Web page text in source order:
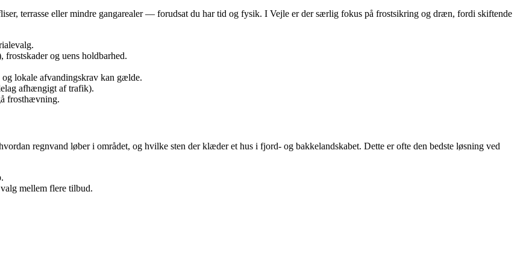
terrasse eller mindre gangarealer — forudsat du har tid og fysik. I Vejle er der særlig fokus på frost­sikring og dræn, fordi skiftende
og uens holdbarhed.
lokale afvandingskrav kan gælde.
afhængigt af trafik).
frosthævning.
regnvand løber i området, og hvilke sten der klæder et hus i fjord‑ og bakkelandskabet. Dette er ofte den bedste løsning ved
mellem flere tilbud.